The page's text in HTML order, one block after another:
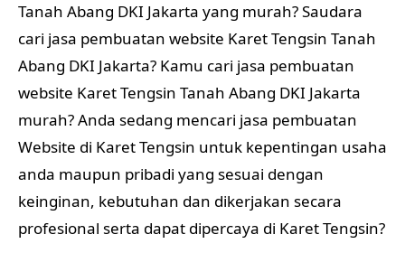
Tanah Abang DKI Jakarta yang murah? Saudara
cari jasa pembuatan website Karet Tengsin Tanah
Abang DKI Jakarta? Kamu cari jasa pembuatan
website Karet Tengsin Tanah Abang DKI Jakarta
murah? Anda sedang mencari jasa pembuatan
Website di Karet Tengsin untuk kepentingan usaha
anda maupun pribadi yang sesuai dengan
keinginan, kebutuhan dan dikerjakan secara
profesional serta dapat dipercaya di Karet Tengsin?